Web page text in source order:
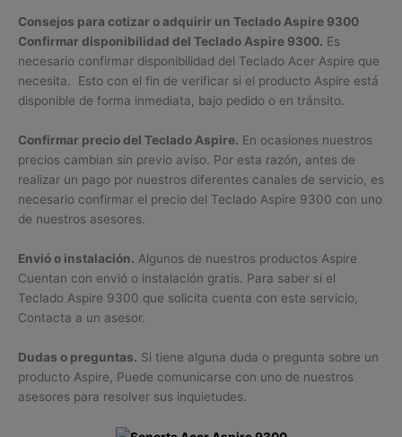
Consejos para cotizar o adquirir un Teclado Aspire 9300
Confirmar disponibilidad del Teclado Aspire 9300. Es
necesario confirmar disponibilidad del Teclado Acer Aspire que
necesita. Esto con el fin de verificar si el producto Aspire está
disponible de forma inmediata, bajo pedido o en tránsito.
Confirmar precio del Teclado Aspire. En ocasiones nuestros
precios cambian sin previo aviso. Por esta razón, antes de
realizar un pago por nuestros diferentes canales de servicio, es
necesario confirmar el precio del Teclado Aspire 9300 con uno
de nuestros asesores.
Envió o instalación. Algunos de nuestros productos Aspire
Cuentan con envió o instalación gratis. Para saber si el
Teclado Aspire 9300 que solicita cuenta con este servicio,
Contacta a un asesor.
Dudas o preguntas. Si tiene alguna duda o pregunta sobre un
producto Aspire, Puede comunicarse con uno de nuestros
asesores para resolver sus inquietudes.